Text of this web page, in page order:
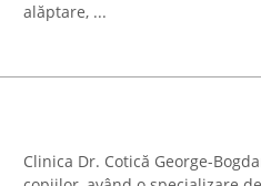
alăptare, ...
Clinica Dr. Cotică George-